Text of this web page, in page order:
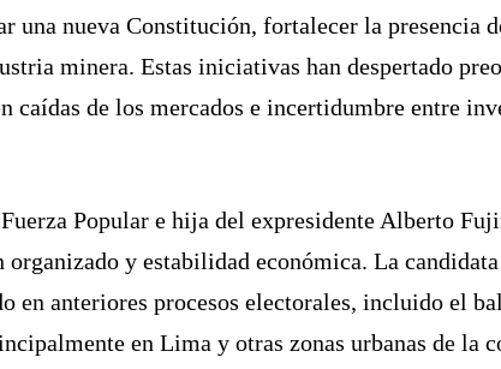
una nueva Constitución, fortalecer la presencia
minera. Estas iniciativas han despertado
de los mercados e incertidumbre entre
Popular e hija del expresidente Alberto
y estabilidad económica. La
en anteriores procesos electorales, incluido el
en Lima y otras zonas urbanas de la